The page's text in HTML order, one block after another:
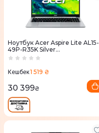
Ноутбук Acer Aspire Lite AL15-
49P-R35K Silver
(NX.DT8EU.004)
Кешбек1 519 ₴
30 399₴